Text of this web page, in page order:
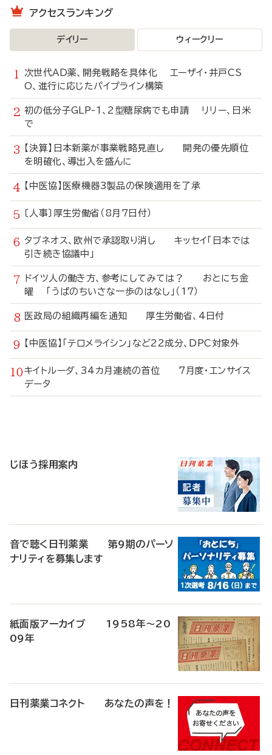
アクセスランキング
デイリー ウィークリー
次世代AD薬、開発戦略を具体化 エーザイ・井戸CS
O、進行に応じたパイプライン構築
初の低分子GLP-1、2型糖尿病でも申請 リリー、日米
で
【決算】日本新薬が事業戦略見直し 開発の優先順位
を明確化、導出入を盛んに
【中医協】医療機器3製品の保険適用を了承
〔人事〕厚生労働省（8月7日付）
タブネオス、欧州で承認取り消し キッセイ「日本では
引き続き協議中」
ドイツ人の働き方、参考にしてみては？ おとにち金
曜 「うぱのちいさな一歩のはなし」（17）
医政局の組織再編を通知 厚生労働省、4日付
【中医協】「テロメライシン」など22成分、DPC対象外
キイトルーダ、34カ月連続の首位 7月度・エンサイス
データ
じほう採用案内
音で聴く日刊薬業 第9期のパーソ
ナリティを募集します
紙面版アーカイブ 1958年～20
09年
日刊薬業コネクト あなたの声を！